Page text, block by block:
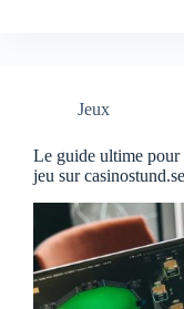
Jeux
Le guide ultime pour
jeu sur casinostund.se